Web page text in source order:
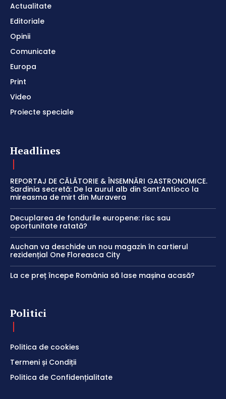
Actualitate
Editoriale
Opinii
Comunicate
Europa
Print
Video
Proiecte speciale
Headlines
REPORTAJ DE CĂLĂTORIE & ÎNSEMNĂRI GASTRONOMICE.
Sardinia secretă: De la aurul alb din Sant’Antioco la
mireasma de mirt din Muravera
Decuplarea de fondurile europene: risc sau
oportunitate ratată?
Auchan va deschide un nou magazin în cartierul
rezidențial One Floreasca City
La ce preț începe România să lase mașina acasă?
Politici
Politica de cookies
Termeni și Condiții
Politica de Confidențialitate